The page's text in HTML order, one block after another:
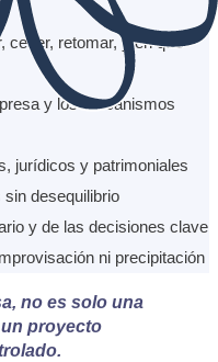
ceder, retomar, y en qué
y los mecanismos
jurídicos y patrimoniales
sin desequilibrio
y de las decisiones clave
ni precipitación
no es solo una
proyecto